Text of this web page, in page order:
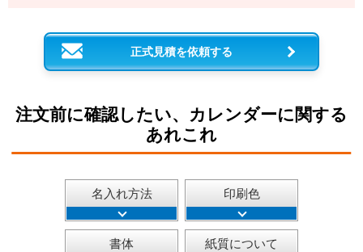
正式見積を依頼する
注文前に確認したい、カレンダーに関する
あれこれ
名入れ方法 印刷色
書体 紙質について